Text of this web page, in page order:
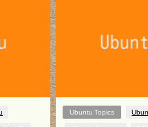
Ubuntu Topics